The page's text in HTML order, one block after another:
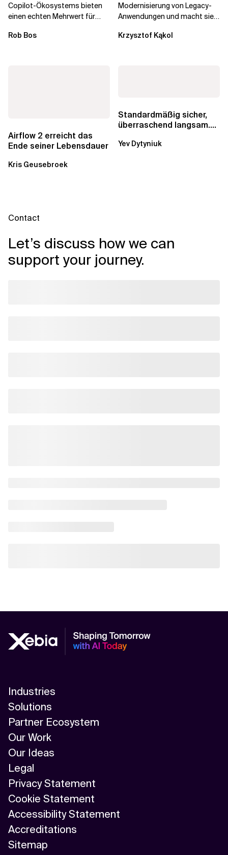
Copilot-Ökosystems bieten
einen echten Mehrwert für
aber auch die...
Rob Bos
Modernisierung von Legacy-
Anwendungen und macht sie
Durch die Automatisierung...
Krzysztof Kąkol
Airflow 2 erreicht das
Ende seiner Lebensdauer
Kris Geusebroek
Standardmäßig sicher,
überraschend langsam.
über die RDS...
Yev Dytyniuk
Contact
Let’s discuss how we can
support your journey.
Industries
Solutions
Partner Ecosystem
Our Work
Our Ideas
Legal
Privacy Statement
Cookie Statement
Accessibility Statement
Accreditations
Sitemap